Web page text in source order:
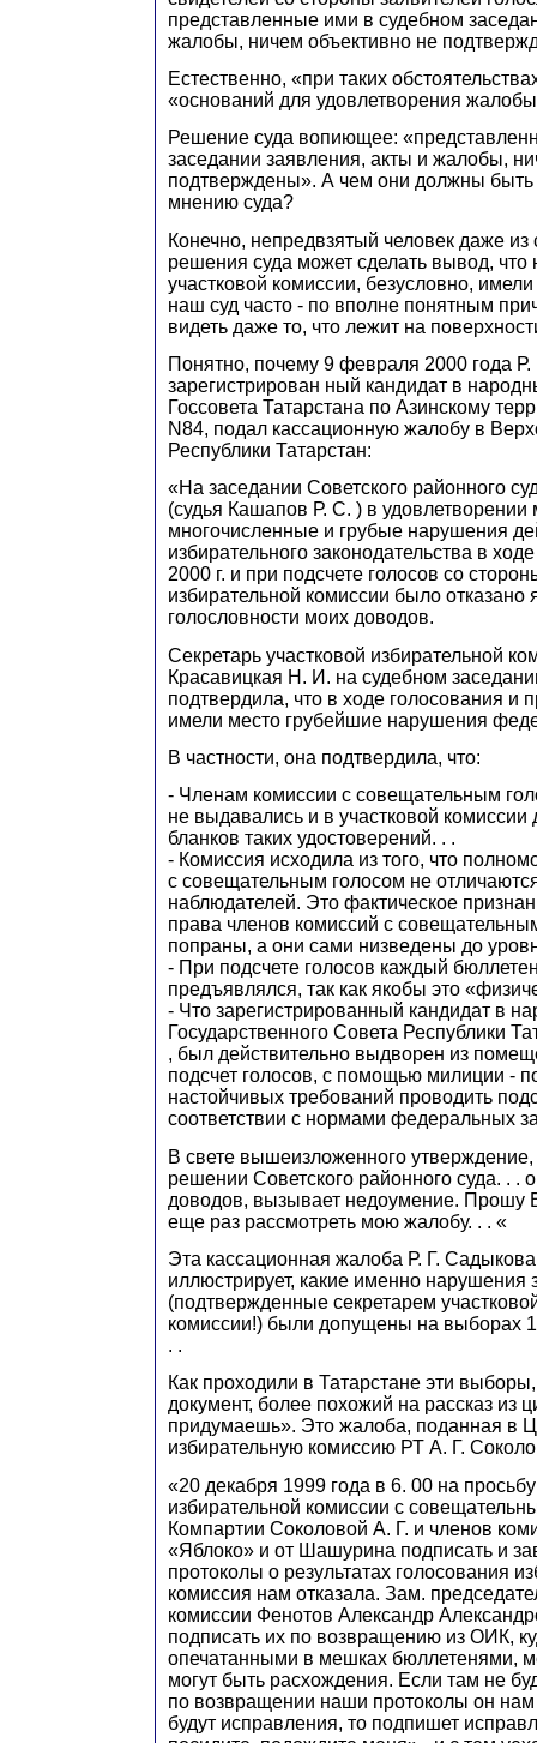
представленные ими в судебном
жалобы, ничем объективно не
Естественно, «при таких
«оснований для удовлетворения
Решение суда вопиющее:
заседании заявления, акты и жалобы,
подтверждены». А чем они должны
мнению суда?
Конечно, непредвзятый человек даже из
решения суда может сделать вывод,
участковой комиссии, безусловно,
наш суд часто - по вполне понятным
видеть даже то, что лежит на
Понятно, почему 9 февраля 2000 года
зарегистрирован ный кандидат в
Госсовета Татарстана по Азинскому
N84, подал кассационную жалобу в
Республики Татарстан:
«На заседании Советского районного
(судья Кашапов Р. С. ) в
многочисленные и грубые нарушения
избирательного законодательства в
2000 г. и при подсчете голосов со
избирательной комиссии было отказано
голословности моих доводов.
Секретарь участковой избирательной
Красавицкая Н. И. на судебном
подтвердила, что в ходе голосования и
имели место грубейшие нарушения
В частности, она подтвердила, что:
- Членам комиссии с совещательным
не выдавались и в участковой
бланков таких удостоверений. . .
- Комиссия исходила из того, что
с совещательным голосом не
наблюдателей. Это фактическое
права членов комиссий с
попраны, а они сами низведены до
- При подсчете голосов каждый
предъявлялся, так как якобы это
- Что зарегистрированный кандидат в
Государственного Совета Республики
, был действительно выдворен из
подсчет голосов, с помощью милиции -
настойчивых требований проводить
соответствии с нормами федеральных
В свете вышеизложенного
решении Советского районного суда. . .
доводов, вызывает недоумение. Прошу
еще раз рассмотреть мою жалобу. . . «
Эта кассационная жалоба Р. Г.
иллюстрирует, какие именно нарушения
(подтвержденные секретарем
комиссии!) были допущены на выборах
. .
Как проходили в Татарстане эти
документ, более похожий на рассказ из
придумаешь». Это жалоба, поданная в
избирательную комиссию РТ А. Г.
«20 декабря 1999 года в 6. 00 на
избирательной комиссии с
Компартии Соколовой А. Г. и членов
«Яблоко» и от Шашурина подписать и
протоколы о результатах голосования
комиссия нам отказала. Зам.
комиссии Фенотов Александр
подписать их по возвращению из ОИК,
опечатанными в мешках бюллетенями,
могут быть расхождения. Если там не
по возвращении наши протоколы он нам
будут исправления, то подпишет